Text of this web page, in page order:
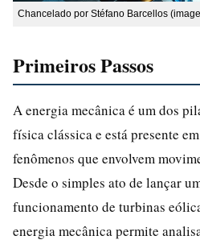
Chancelado por Stéfano Barcellos
Primeiros Passos
A energia mecânica é um dos
física clássica e está presente
fenômenos que envolvem
Desde o simples ato de lançar
funcionamento de turbinas
energia mecânica permite